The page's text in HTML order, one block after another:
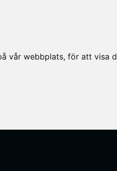
webbplats, för att visa